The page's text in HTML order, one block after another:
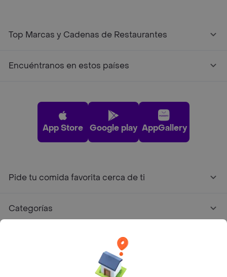
Top Marcas y Cadenas de Restaurantes
Encuéntranos en estos países
App Store Google play AppGallery
Pide tu comida favorita cerca de ti
Categorías